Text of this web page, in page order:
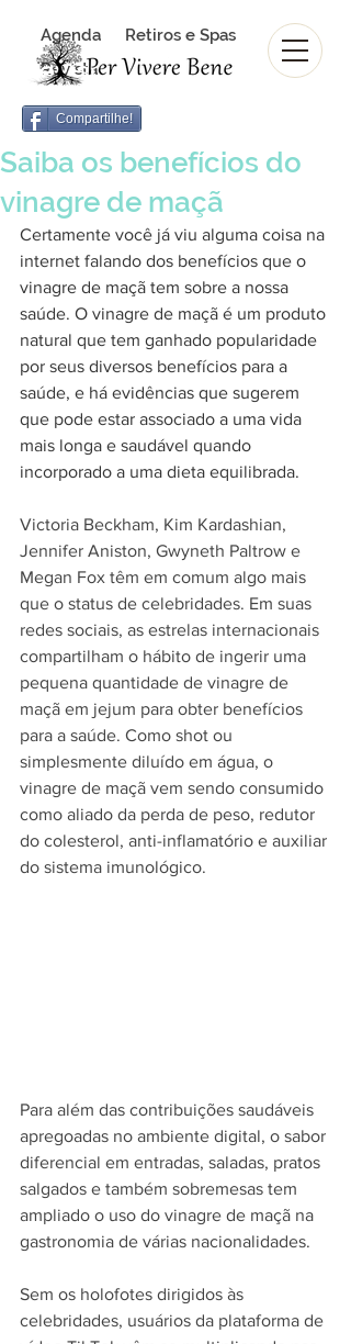
Agenda
Revista
Retiros e Spas
Revista Per Vivere Bene
Compartilhe!
Saiba os benefícios do
vinagre de maçã
Certamente você já viu alguma coisa na
internet falando dos benefícios que o
vinagre de maçã tem sobre a nossa
saúde. O vinagre de maçã é um produto
natural que tem ganhado popularidade
por seus diversos benefícios para a
saúde, e há evidências que sugerem
que pode estar associado a uma vida
mais longa e saudável quando
incorporado a uma dieta equilibrada.
Victoria Beckham, Kim Kardashian,
Jennifer Aniston, Gwyneth Paltrow e
Megan Fox têm em comum algo mais
que o status de celebridades. Em suas
redes sociais, as estrelas internacionais
compartilham o hábito de ingerir uma
pequena quantidade de vinagre de
maçã em jejum para obter benefícios
para a saúde. Como shot ou
simplesmente diluído em água, o
vinagre de maçã vem sendo consumido
como aliado da perda de peso, redutor
do colesterol, anti-inflamatório e auxiliar
do sistema imunológico.
Para além das contribuições saudáveis
apregoadas no ambiente digital, o sabor
diferencial em entradas, saladas, pratos
salgados e também sobremesas tem
ampliado o uso do vinagre de maçã na
gastronomia de várias nacionalidades.
Sem os holofotes dirigidos às
celebridades, usuários da plataforma de